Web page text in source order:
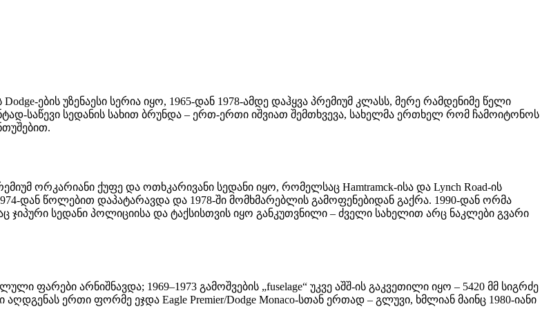
ების უზენაესი სერია იყო, 1965-დან 1978-ამდე დაჰყვა პრემიუმ კლასს, მერე რამდენიმე წელი
საწევი სედანის სახით ბრუნდა – ერთ-ერთი იშვიათ შემთხვევა, სახელმა ერთხელ რომ ჩამოიტონოს
ორკარიანი ქუფე და ოთხკარივანი სედანი იყო, რომელსაც Hamtramck-ისა და Lynch Road-ის
1974-დან წოლებით დაპატარავდა და 1978-ში მომხმარებლის გამოფენებიდან გაქრა. 1990-დან ორმა
ჯიპური სედანი პოლიციისა და ტაქსისთვის იყო განკუთვნილი – ძველი სახელით არც ნაკლები გვარი
ფარები არნიშნავდა; 1969–1973 გამოშვების „fuselage“ უკვე აშშ-ის გაკვეთილი იყო – 5420 მმ სიგრძე
ერთი ფორმე ეჯდა Eagle Premier/Dodge Monaco-სთან ერთად – გლუვი, ხმლიან მაინც 1980-იანი